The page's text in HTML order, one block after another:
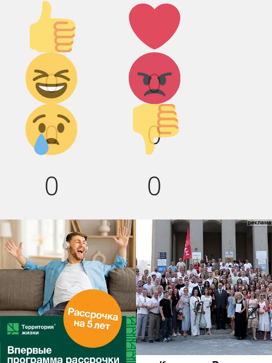
Палец
вверх!
0
Лайк!
0
Дикий
смех!
0
Агрессия!
0
Грусть :(
0
Палец
вниз!
0